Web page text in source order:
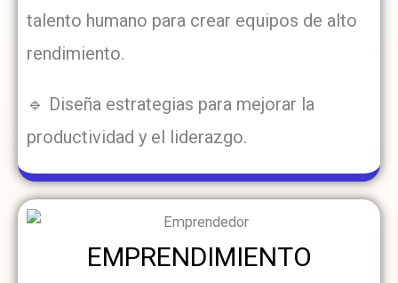
talento humano para crear equipos de alto
rendimiento.
🔹 Diseña estrategias para mejorar la
productividad y el liderazgo.
EMPRENDIMIENTO